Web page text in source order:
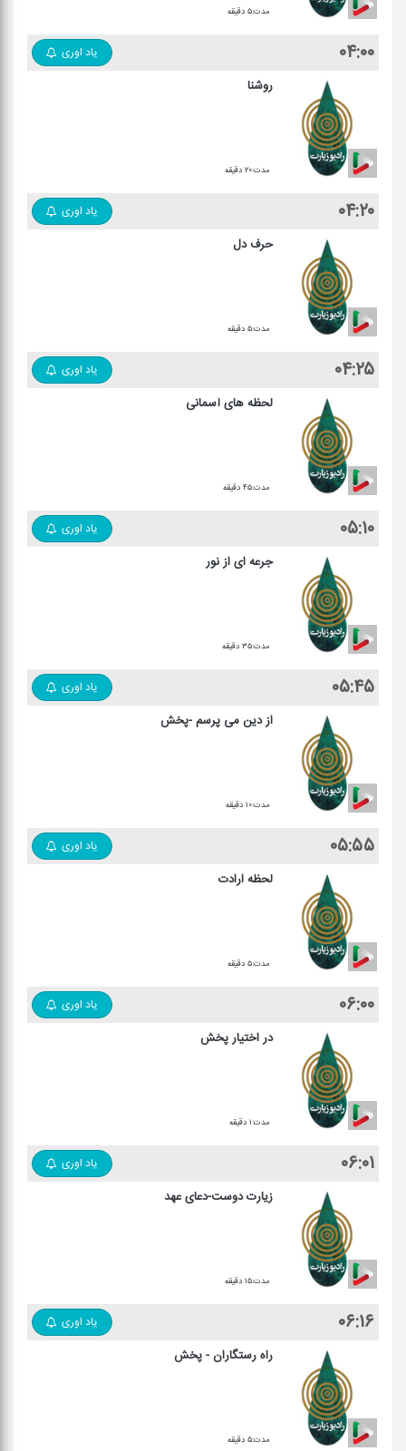
مدت:۵ دقیقه
۰۴:۰۰ یاد اوری
روشنا
مدت:۲۰ دقیقه
۰۴:۲۰ یاد اوری
حرف دل
مدت:۵ دقیقه
۰۴:۲۵ یاد اوری
لحظه های آسمانی
مدت:۴۵ دقیقه
۰۵:۱۰ یاد اوری
جرعه ای از نور
مدت:۳۵ دقیقه
۰۵:۴۵ یاد اوری
از دین می پرسم -پخش
مدت:۱۰ دقیقه
۰۵:۵۵ یاد اوری
لحظه ارادت
مدت:۵ دقیقه
۰۶:۰۰ یاد اوری
در اختیار پخش
مدت:۱ دقیقه
۰۶:۰۱ یاد اوری
زیارت دوست-دعای عهد
مدت:۱۵ دقیقه
۰۶:۱۶ یاد اوری
راه رستگاران - پخش
مدت:۵ دقیقه